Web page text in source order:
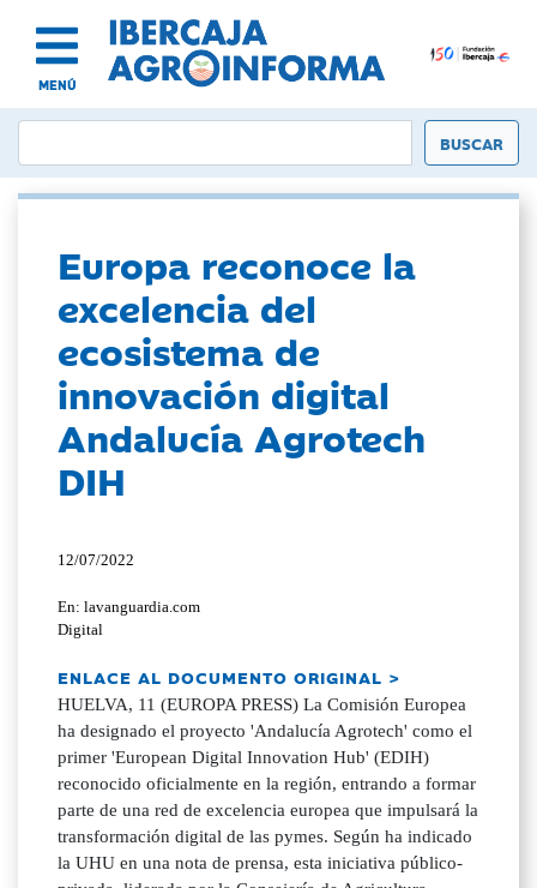
MENÚ
Europa reconoce la
excelencia del
ecosistema de
innovación digital
Andalucía Agrotech
DIH
12/07/2022
En: lavanguardia.com
Digital
ENLACE AL DOCUMENTO ORIGINAL >
HUELVA, 11 (EUROPA PRESS) La Comisión Europea
ha designado el proyecto 'Andalucía Agrotech' como el
primer 'European Digital Innovation Hub' (EDIH)
reconocido oficialmente en la región, entrando a formar
parte de una red de excelencia europea que impulsará la
transformación digital de las pymes. Según ha indicado
la UHU en una nota de prensa, esta iniciativa público-